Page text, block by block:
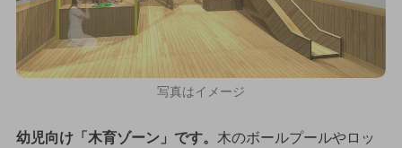
写真はイメージ
幼児向け「木育ゾーン」です。 木のボールプールやロッ